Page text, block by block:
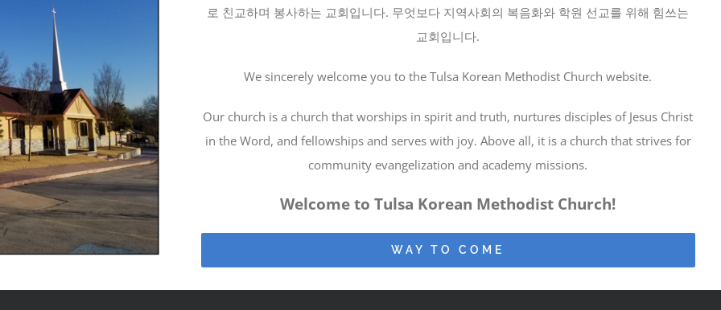
로 친교하며 봉사하는 교회입니다. 무엇보다 지역사회의 복음화와 학원 선교를 위해 힘쓰는
교회입니다.
We sincerely welcome you to the Tulsa Korean Methodist Church website.
Our church is a church that worships in spirit and truth, nurtures disciples of Jesus Christ
in the Word, and fellowships and serves with joy. Above all, it is a church that strives for
community evangelization and academy missions.
Welcome to Tulsa Korean Methodist Church!
WAY TO COME